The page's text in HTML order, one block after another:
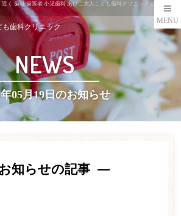
く 歯科 歯医者 小児歯科 あびこ大人こども歯科クリニック公式ペー
も歯科クリニック
MENU
NEWS
05月19日のお知らせ
知らせの記事